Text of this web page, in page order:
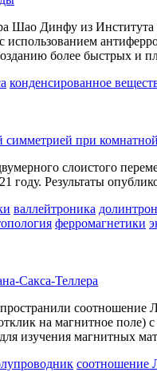
Шао Динфу из
более быстрых и
конденсированное
при
слоистого
Результаты
валлейтроника
ферромагнетики
Сакса-Теллера
на магнитное поле)
изучения магнитных
соотношение